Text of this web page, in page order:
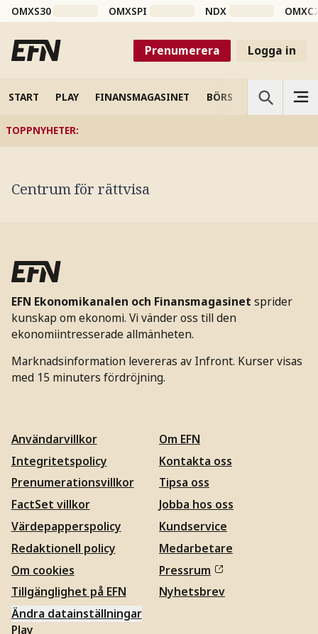
OMXS30 OMXSPI NDX
Prenumerera Logga in
START PLAY FINANSMAGASINET BÖRS VETENSKAP
TOPPNYHETER:
Centrum för rättvisa
EFN Ekonomikanalen och Finansmagasinet sprider
kunskap om ekonomi. Vi vänder oss till den
ekonomiintresserade allmänheten.
Marknadsinformation levereras av Infront. Kurser visas
med 15 minuters fördröjning.
Användarvillkor
Integritetspolicy
Prenumerationsvillkor
FactSet villkor
Värdepapperspolicy
Redaktionell policy
Om cookies
Tillgänglighet på EFN
Ändra datainställningar
Om EFN
Kontakta oss
Tipsa oss
Jobba hos oss
Kundservice
Medarbetare
Pressrum
Nyhetsbrev
Play